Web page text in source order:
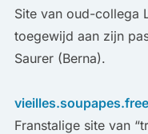
Site van oud-collega
toegewijd aan zijn
Saurer (Berna).
Franstalige site van